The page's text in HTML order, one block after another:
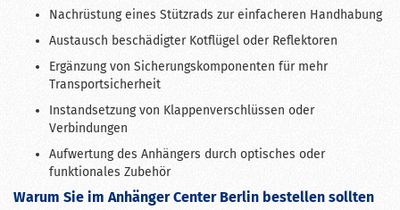
Nachrüstung eines Stützrads zur einfacheren Handhabung
Austausch beschädigter Kotflügel oder Reflektoren
Ergänzung von Sicherungskomponenten für mehr
Transportsicherheit
Instandsetzung von Klappenverschlüssen oder
Verbindungen
Aufwertung des Anhängers durch optisches oder
funktionales Zubehör
Warum Sie im Anhänger Center Berlin bestellen sollten